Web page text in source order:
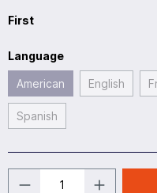
First
Language
American English
Spanish